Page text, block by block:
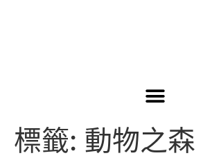
標籤: 動物之森